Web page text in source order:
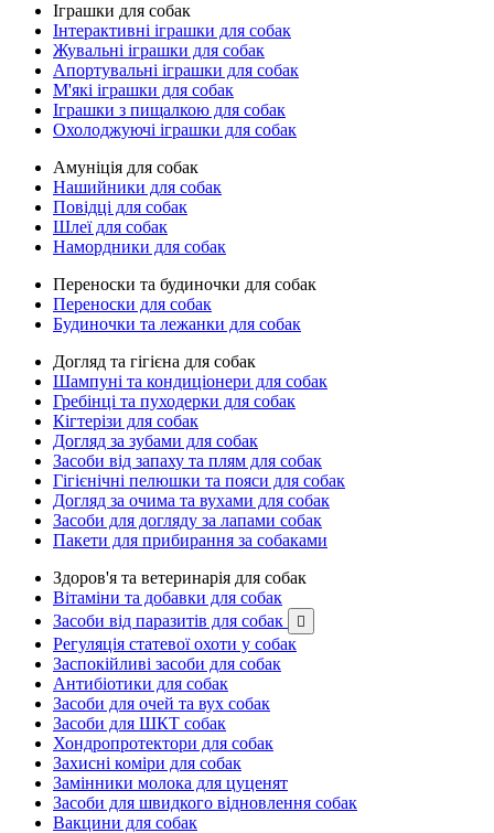
Іграшки для собак
Інтерактивні іграшки для собак
Жувальні іграшки для собак
Апортувальні іграшки для собак
М'які іграшки для собак
Іграшки з пищалкою для собак
Охолоджуючі іграшки для собак
Амуніція для собак
Нашийники для собак
Повідці для собак
Шлеї для собак
Намордники для собак
Переноски та будиночки для собак
Переноски для собак
Будиночки та лежанки для собак
Догляд та гігієна для собак
Шампуні та кондиціонери для собак
Гребінці та пуходерки для собак
Кігтерізи для собак
Догляд за зубами для собак
Засоби від запаху та плям для собак
Гігієнічні пелюшки та пояси для собак
Догляд за очима та вухами для собак
Засоби для догляду за лапами собак
Пакети для прибирання за собаками
Здоров'я та ветеринарія для собак
Вітаміни та добавки для собак
Засоби від паразитів для собак

Регуляція статевої охоти у собак
Заспокійливі засоби для собак
Антибіотики для собак
Засоби для очей та вух собак
Засоби для ШКТ собак
Хондропротектори для собак
Захисні коміри для собак
Замінники молока для цуценят
Засоби для швидкого відновлення собак
Вакцини для собак